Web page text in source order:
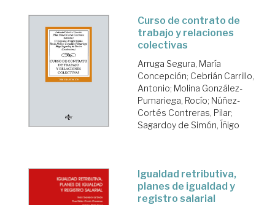
Curso de contrato de
trabajo y relaciones
colectivas
Arruga Segura, María
Concepción; Cebrián Carrillo,
Antonio; Molina González-
Pumariega, Rocío; Núñez-
Cortés Contreras, Pilar;
Sagardoy de Simón, Íñigo
Igualdad retributiva,
planes de igualdad y
registro salarial